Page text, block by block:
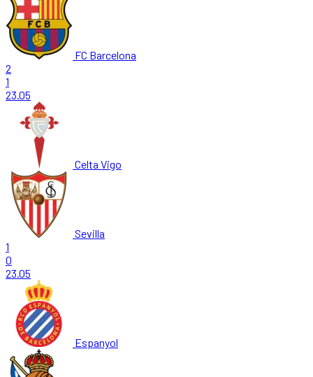
FC Barcelona
2
1
23.05
Celta Vigo
Sevilla
1
0
23.05
Espanyol